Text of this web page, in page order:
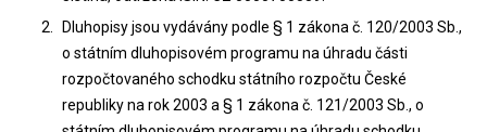
Dluhopisy jsou vydávány podle § 1 zákona č. 120/2003 Sb.,
o státním dluhopisovém programu na úhradu části
rozpočtovaného schodku státního rozpočtu České
republiky na rok 2003 a § 1 zákona č. 121/2003 Sb., o